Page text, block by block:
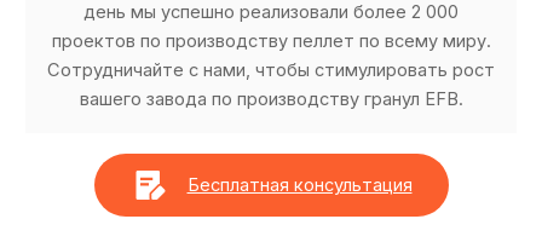
день мы успешно реализовали более 2 000
проектов по производству пеллет по всему миру.
Сотрудничайте с нами, чтобы стимулировать рост
вашего завода по производству гранул EFB.
Бесплатная консультация